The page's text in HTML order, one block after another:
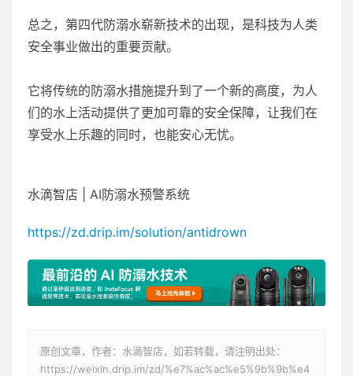
总之，第四代防溺水崭新技术的出现，是科技为人类
安全事业做出的重要贡献。
它将传统的防溺水措施提升到了一个新的高度，为人
们的水上活动提供了更加可靠的安全保障，让我们在
享受水上乐趣的同时，也能安心无忧。
水滴智店 | AI防溺水预警系统
https://zd.drip.im/solution/antidrown
原创文章，作者：水滴智店，如若转载，请注明出处：
https://weixin.drip.im/zd/%e7%ac%ac%e5%9b%9b%e4